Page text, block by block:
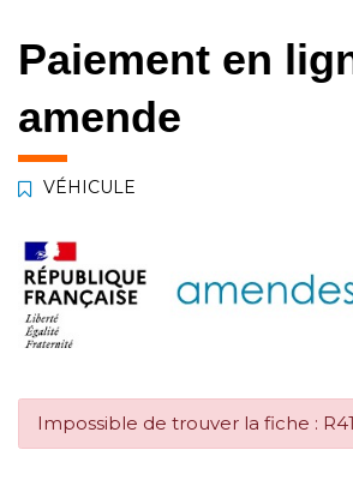
Paiement en
amende
VÉHICULE
Impossible de trouver la fiche :